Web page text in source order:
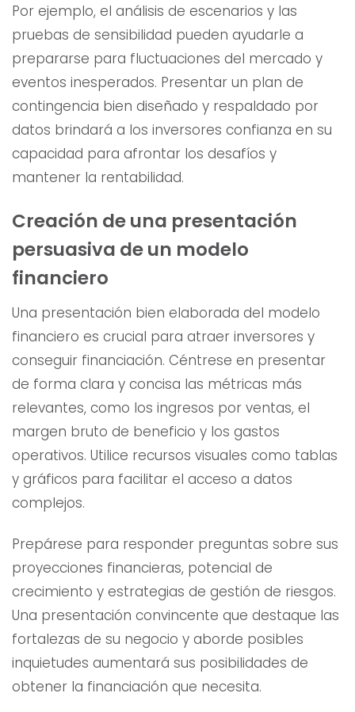
Por ejemplo, el análisis de escenarios y las
pruebas de sensibilidad pueden ayudarle a
prepararse para fluctuaciones del mercado y
eventos inesperados. Presentar un plan de
contingencia bien diseñado y respaldado por
datos brindará a los inversores confianza en su
capacidad para afrontar los desafíos y
mantener la rentabilidad.
Creación de una presentación
persuasiva de un modelo
financiero
Una presentación bien elaborada del modelo
financiero es crucial para atraer inversores y
conseguir financiación. Céntrese en presentar
de forma clara y concisa las métricas más
relevantes, como los ingresos por ventas, el
margen bruto de beneficio y los gastos
operativos. Utilice recursos visuales como tablas
y gráficos para facilitar el acceso a datos
complejos.
Prepárese para responder preguntas sobre sus
proyecciones financieras, potencial de
crecimiento y estrategias de gestión de riesgos.
Una presentación convincente que destaque las
fortalezas de su negocio y aborde posibles
inquietudes aumentará sus posibilidades de
obtener la financiación que necesita.